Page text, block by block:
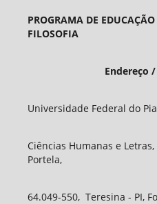
PROGRAMA DE
FILOSOFIA
Endereço /
Universidade Federal do
Ciências Humanas e
Portela,
64.049-550, Teresina - PI,